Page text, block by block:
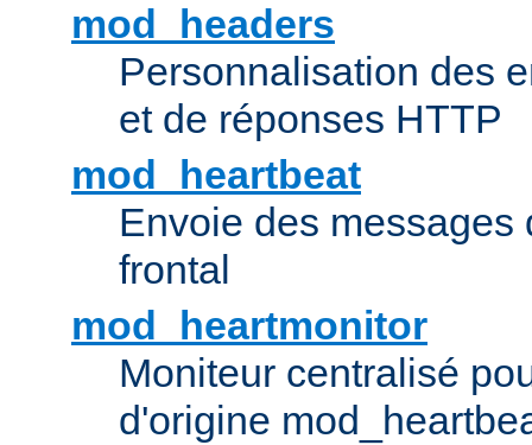
mod_headers
Personnalisation des
et de réponses HTTP
mod_heartbeat
Envoie des messages
frontal
mod_heartmonitor
Moniteur centralisé
d'origine